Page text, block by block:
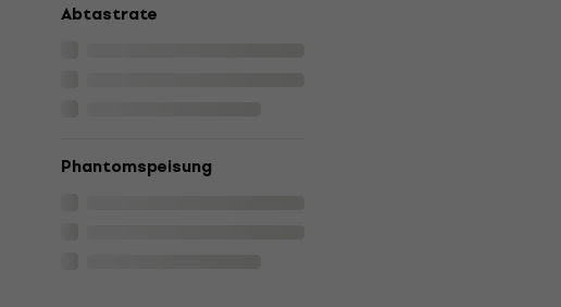
Abtastrate
Phantomspeisung